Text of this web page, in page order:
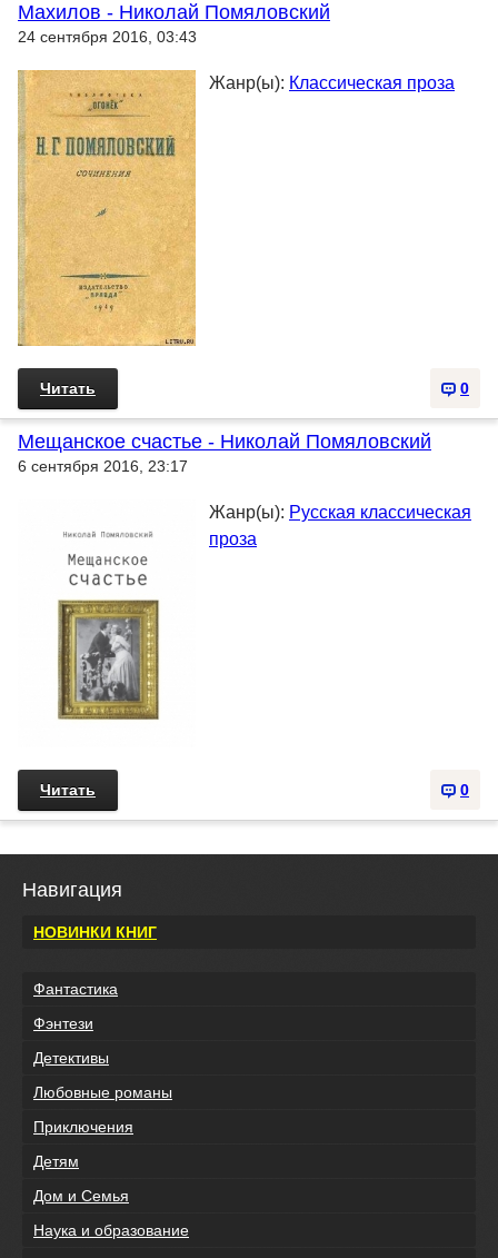
Махилов - Николай Помяловский
24 сентября 2016, 03:43
Жанр(ы): Классическая проза
0
Читать
Мещанское счастье - Николай Помяловский
6 сентября 2016, 23:17
Жанр(ы): Русская классическая
проза
0
Читать
Навигация
НОВИНКИ КНИГ
Фантастика
Фэнтези
Детективы
Любовные романы
Приключения
Детям
Дом и Семья
Наука и образование